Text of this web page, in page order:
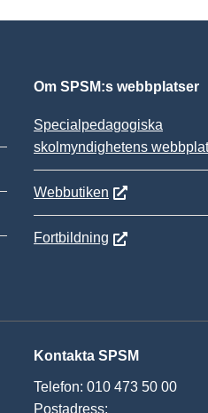
Om SPSM:s webbplatser
Specialpedagogiska
skolmyndighetens
Webbutiken
Fortbildning
Kontakta SPSM
Telefon: 010 473 50 00
Postadress: